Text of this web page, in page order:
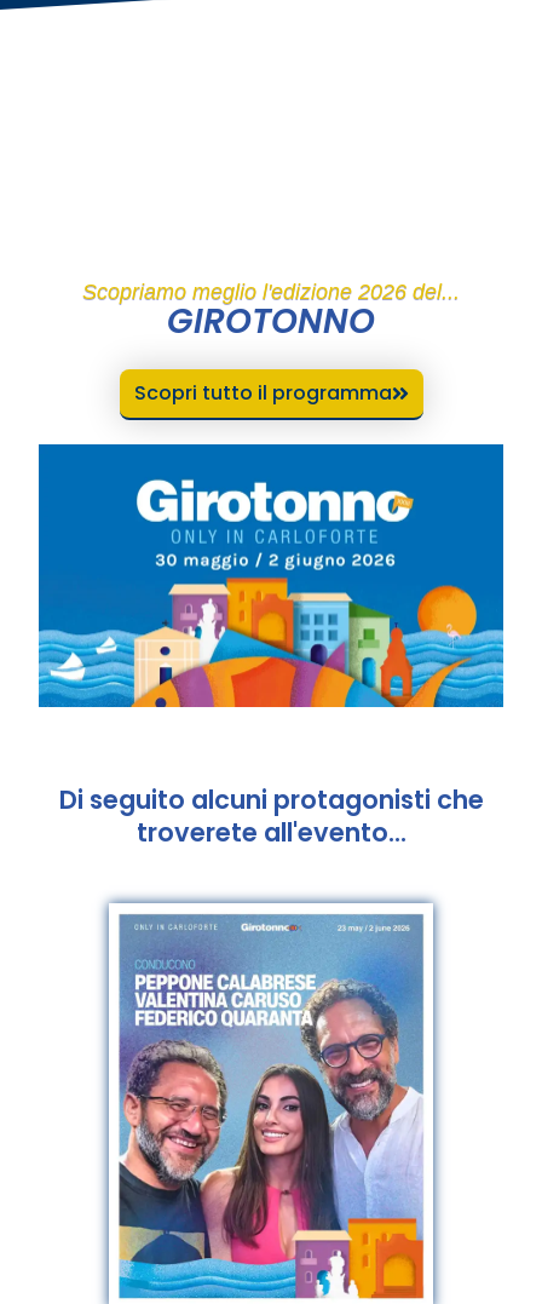
Scopriamo meglio l'edizione 2026 del...
GIROTONNO
Scopri tutto il programma
Di seguito alcuni protagonisti che
troverete all'evento...